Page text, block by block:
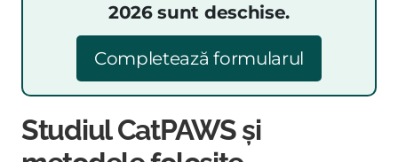
2026 sunt deschise.
Completează formularul
Studiul CatPAWS și